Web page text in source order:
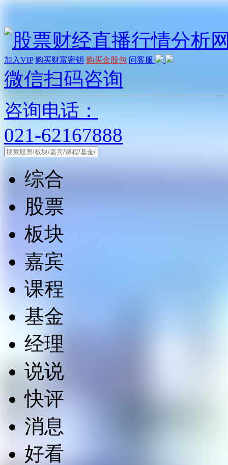
加入VIP 购买财富密钥 购买金股包 问客服
微信扫码咨询
咨询电话：
021-62167888
综合
股票
板块
嘉宾
课程
基金
经理
说说
快评
消息
好看